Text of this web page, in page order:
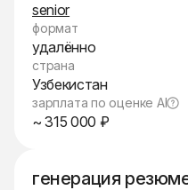
генерация
senior
формат
удалённо
страна
Узбекистан
зарплата по оценке AI
~ 315 000 ₽